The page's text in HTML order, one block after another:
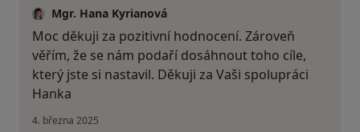
Mgr. Hana Kyrianová
Moc děkuji za pozitivní hodnocení. Zároveň
věřím, že se nám podaří dosáhnout toho cíle,
který jste si nastavil. Děkuji za Vaši spolupráci
Hanka
4. března 2025